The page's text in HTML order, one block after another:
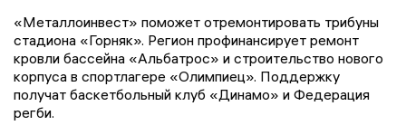
«Металлоинвест» поможет отремонтировать трибуны
стадиона «Горняк». Регион профинансирует ремонт
кровли бассейна «Альбатрос» и строительство нового
корпуса в спортлагере «Олимпиец». Поддержку
получат баскетбольный клуб «Динамо» и Федерация
регби.